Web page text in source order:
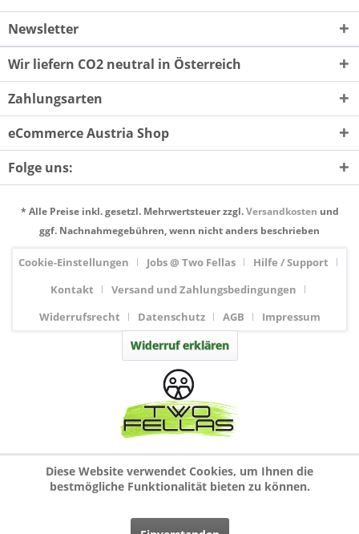
Newsletter
Wir liefern CO2 neutral in Österreich
Zahlungsarten
eCommerce Austria Shop
Folge uns:
* Alle Preise inkl. gesetzl. Mehrwertsteuer zzgl.Versandkosten und
ggf. Nachnahmegebühren, wenn nicht anders beschrieben
Cookie-Einstellungen Jobs @ Two Fellas
Hilfe / Support
Kontakt
Versand und Zahlungsbedingungen
Widerrufsrecht
Datenschutz AGB Impressum
Widerruf erklären
Diese Website verwendet Cookies, um Ihnen die
bestmögliche Funktionalität bieten zu können.